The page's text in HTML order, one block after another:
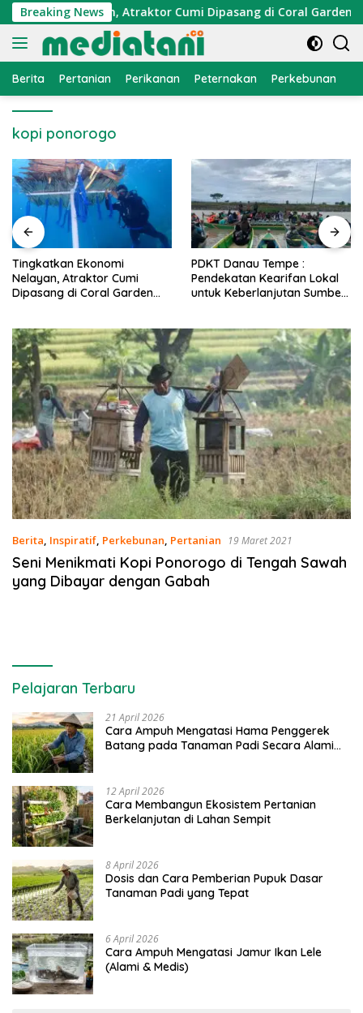
Langsung
ke
konten
Breaking News
Nelayan, Atraktor Cumi Dipasang di Coral Garden
Berita Pertanian Perikanan Peternakan Perkebunan
kopi ponorogo
PDKT Danau Tempe :
Pendekatan Kearifan Lokal
untuk Keberlanjutan Sumber
Cara Mengatasi Penyakit
PMK pada Sapi Perah Secara
Alami dan Medis
Berita, Inspiratif, Perkebunan, Pertanian 19 Maret 2021
Seni Menikmati Kopi Ponorogo di Tengah Sawah
yang Dibayar dengan Gabah
Pelajaran Terbaru
21 April 2026
Cara Ampuh Mengatasi Hama Penggerek
Batang pada Tanaman Padi Secara Alami
12 April 2026
Cara Membangun Ekosistem Pertanian
Berkelanjutan di Lahan Sempit
8 April 2026
Dosis dan Cara Pemberian Pupuk Dasar
Tanaman Padi yang Tepat
6 April 2026
Cara Ampuh Mengatasi Jamur Ikan Lele
(Alami & Medis)